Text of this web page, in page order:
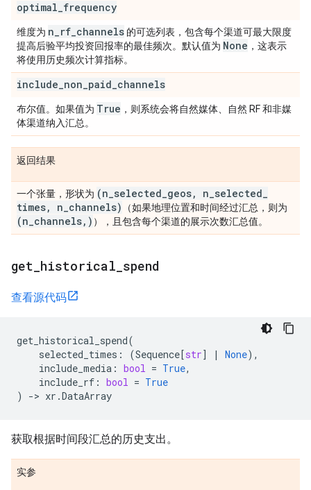
optimal frequency
维度为 n rf channels 的可选列表，包含每个渠道可最大限度
提高后验平均投资回报率的最佳频次。默认值为 None ，这表示
将使用历史频次计算指标。
include non paid channels
布尔值。如果值为 True ，则系统会将自然媒体、自然 RF 和非媒
体渠道纳入汇总。
返回结果
一个张量，形状为 (n selected geos, n selected
times, n channels) （如果地理位置和时间经过汇总，则为
(n channels, ) ），且包含每个渠道的展示次数汇总值。
get historical spend
查看源代码
get_historical_spend(
selected_times : (Sequence[str] | None),
include_media : bool = True,
include_rf : bool = True
)
-> xr .DataArray
获取根据时间段汇总的历史支出。
实参